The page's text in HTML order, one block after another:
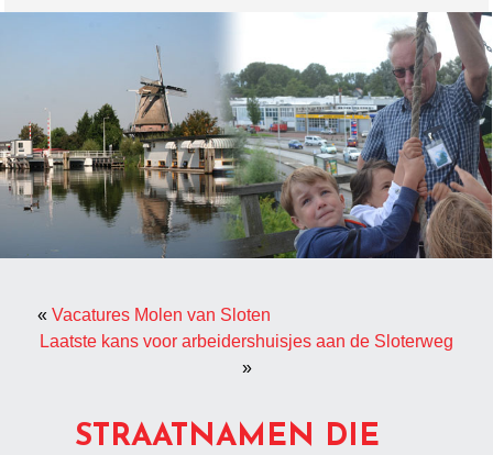
«Vacatures Molen van Sloten
Laatste kans voor arbeidershuisjes aan de Sloterweg
»
STRAATNAMEN DIE